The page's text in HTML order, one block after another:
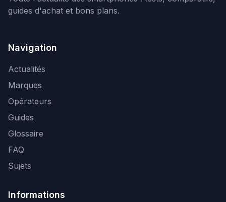
guides d'achat et bons plans.
Navigation
Actualités
Marques
Opérateurs
Guides
Glossaire
FAQ
Sujets
Informations